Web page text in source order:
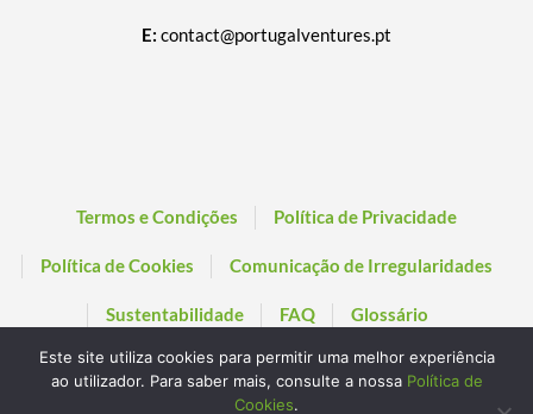
E: contact@portugalventures.pt
Termos e Condições Política de Privacidade
Política de Cookies Comunicação de Irregularidades
Sustentabilidade FAQ Glossário
Este site utiliza cookies para permitir uma melhor experiência
ao utilizador. Para saber mais, consulte a nossa Política de
Cookies.